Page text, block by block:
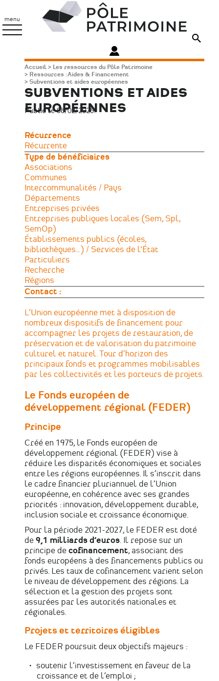
contenu
principal
menu
Patrimoine
Fil
d'Ariane
Accueil
Les ressources du Pôle Patrimoine
Ressources : Aides & Financement
Subventions et aides européennes
SUBVENTIONS ET AIDES
EUROPÉENNES
Publié le 06/02/2026.
Récurrence
Récurrente
Type de bénéficiaires
Associations
Communes
Intercommunalités / Pays
Départements
Entreprises privées
Entreprises publiques locales (Sem, Spl,
SemOp)
Établissements publics (écoles,
bibliothèques…) / Services de l'État
Particuliers
Recherche
Régions
Contact :
L’Union européenne met à disposition de
nombreux dispositifs de financement pour
accompagner les projets de restauration, de
préservation et de valorisation du patrimoine
culturel et naturel. Tour d’horizon des
principaux fonds et programmes mobilisables
par les collectivités et les porteurs de projets.
Le Fonds européen de
développement régional (FEDER)
Principe
Créé en 1975, le Fonds européen de
développement régional (FEDER) vise à
réduire les disparités économiques et sociales
entre les régions européennes. Il s’inscrit dans
le cadre financier pluriannuel de l’Union
européenne, en cohérence avec ses grandes
priorités : innovation, développement durable,
inclusion sociale et croissance économique.
Pour la période 2021-2027, le FEDER est doté
de 9,1 milliards d’euros. Il repose sur un
principe de cofinancement, associant des
fonds européens à des financements publics ou
privés. Les taux de cofinancement varient selon
le niveau de développement des régions. La
sélection et la gestion des projets sont
assurées par les autorités nationales et
régionales.
Projets et territoires éligibles
Le FEDER poursuit deux objectifs majeurs :
soutenir l’investissement en faveur de la
croissance et de l’emploi ;